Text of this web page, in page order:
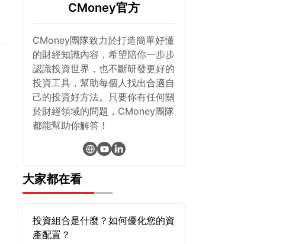
CMoney官方
CMoney團隊致力於打造簡單好懂
的財經知識內容，希望陪你一步步
認識投資世界，也不斷研發更好的
投資工具，幫助每個人找出合適自
己的投資好方法。只要你有任何關
於財經領域的問題，CMoney團隊
都能幫助你解答！
大家都在看
投資組合是什麼？如何優化您的資
產配置？